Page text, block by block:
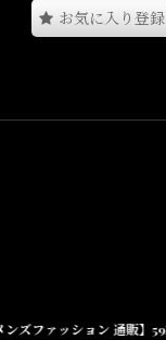
います。お気に入り登録